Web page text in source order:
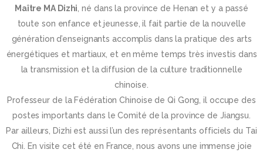
Maître MA Dizhi, né dans la province de Henan et y a passé
toute son enfance et jeunesse, il fait partie de la nouvelle
génération d’enseignants accomplis dans la pratique des arts
énergétiques et martiaux, et en même temps très investis dans
la transmission et la diffusion de la culture traditionnelle
chinoise.
Professeur de la Fédération Chinoise de Qi Gong, il occupe des
postes importants dans le Comité de la province de Jiangsu.
Par ailleurs, Dizhi est aussi l’un des représentants officiels du Tai
Chi. En visite cet été en France, nous avons une immense joie